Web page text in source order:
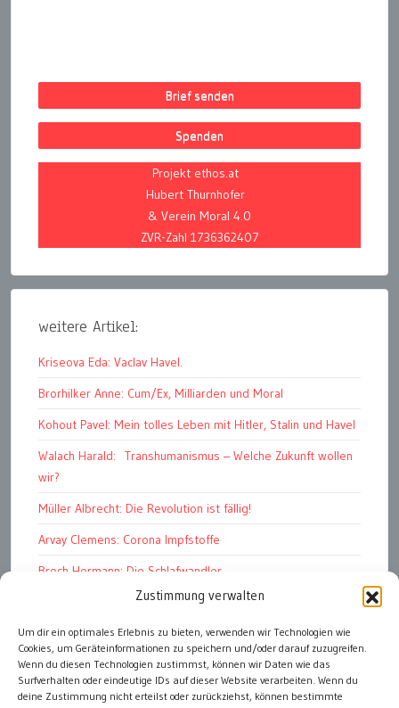
Zustimmung verwalten
Um dir ein optimales Erlebnis zu bieten, verwenden wir Technologien wie
Cookies, um Geräteinformationen zu speichern und/oder darauf zuzugreifen.
Wenn du diesen Technologien zustimmst, können wir Daten wie das
Surfverhalten oder eindeutige IDs auf dieser Website verarbeiten. Wenn du
deine Zustimmung nicht erteilst oder zurückziehst, können bestimmte
Brief senden
Spenden
Projekt ethos.at
Hubert Thurnhofer
& Verein Moral 4.0
ZVR-Zahl 1736362407
weitere Artikel:
Kriseova Eda: Vaclav Havel.
Brorhilker Anne: Cum/Ex, Milliarden und Moral
Kohout Pavel: Mein tolles Leben mit Hitler, Stalin und Havel
Walach Harald: Transhumanismus – Welche Zukunft wollen
wir?
Müller Albrecht: Die Revolution ist fällig!
Arvay Clemens: Corona Impfstoffe
Broch Hermann: Die Schlafwandler
Kohout Pavel: Ende der Großen Ferien
Bonelli Raphael: Kopflos
Luczak Andreas: Deutschlands Energiewende